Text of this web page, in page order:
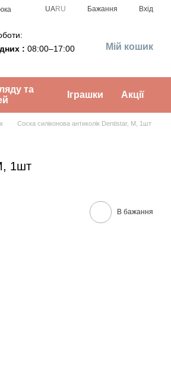
UARU Бажання Вхід
: 08:00–17:00 Мій кошик
та
Іграшки Акції
Соска силіконова антиколік Dentistar, M, 1шт
1шт
В бажання